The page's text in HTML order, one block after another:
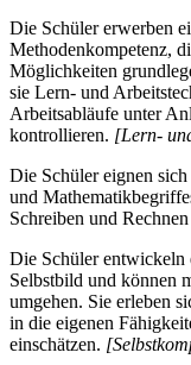
Die Schüler erwerben
Methodenkompetenz,
Möglichkeiten
sie Lern- und
Arbeitsabläufe unter
kontrollieren. [Lern-
Die Schüler eignen
und
Schreiben und Rechnen
Die Schüler entwickeln
Selbstbild und können
umgehen. Sie erleben
in die eigenen
einschätzen.